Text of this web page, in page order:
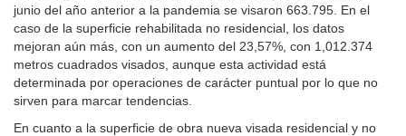
junio del año anterior a la pandemia se visaron 663.795. En el
caso de la superficie rehabilitada no residencial, los datos
mejoran aún más, con un aumento del 23,57%, con 1,012.374
metros cuadrados visados, aunque esta actividad está
determinada por operaciones de carácter puntual por lo que no
sirven para marcar tendencias.
En cuanto a la superficie de obra nueva visada residencial y no